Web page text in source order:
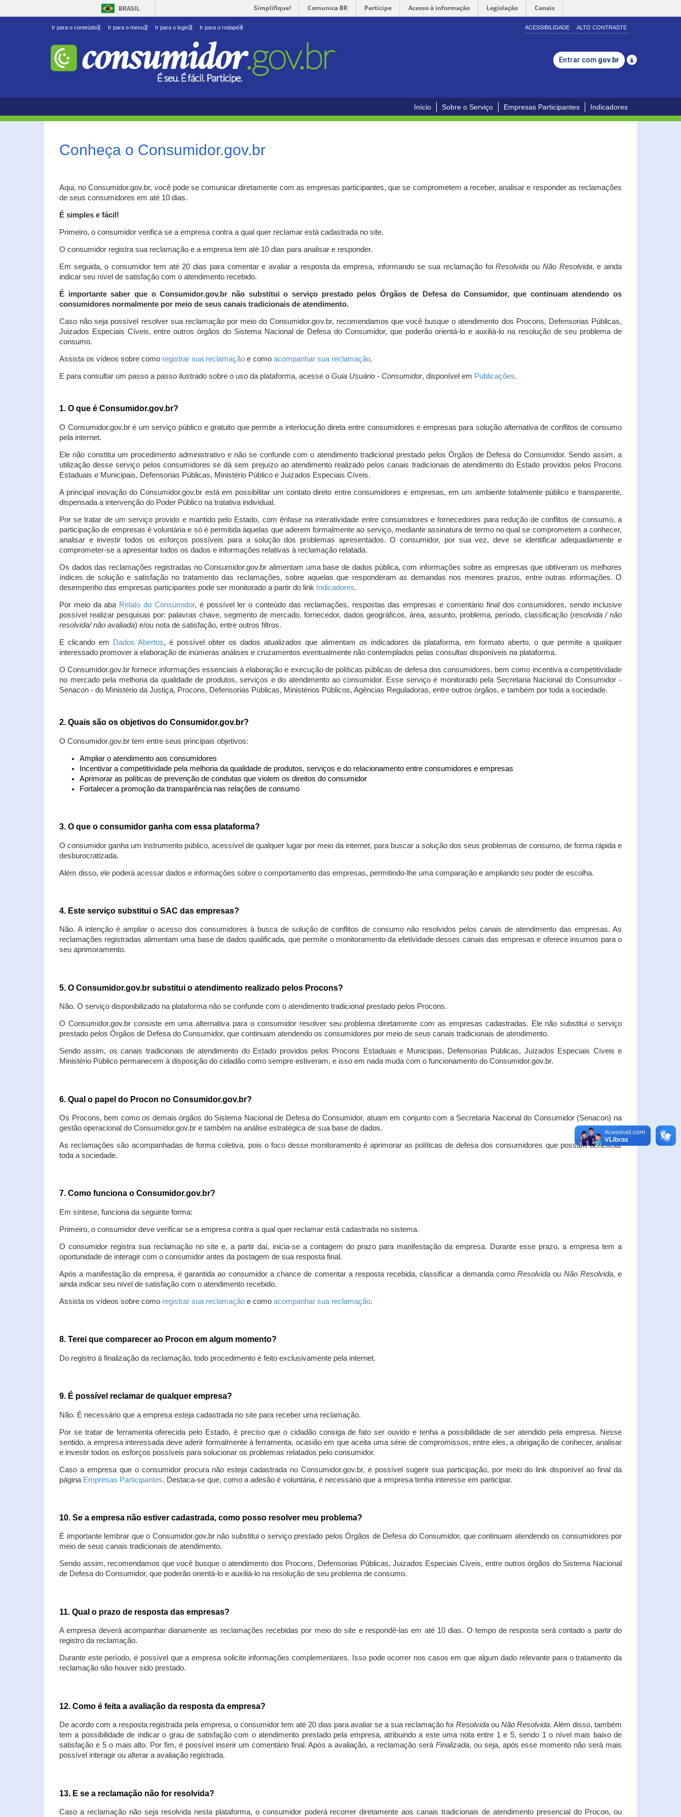
BRASIL Simplifique! Comunica BR Participe Acesso à informação Legislação Canais
Ir para o conteúdo1 Ir para o menu2 Ir para o login3 Ir para o rodapé4 ACESSIBILIDADE ALTO CONTRASTE
Entrar com gov.br
Início Sobre o Serviço Empresas Participantes Indicadores
Conheça o Consumidor.gov.br
Aqui, no Consumidor.gov.br, você pode se comunicar diretamente com as empresas participantes, que se comprometem a receber, analisar e responder as reclamações
de seus consumidores em até 10 dias.
É simples e fácil!
Primeiro, o consumidor verifica se a empresa contra a qual quer reclamar está cadastrada no site.
O consumidor registra sua reclamação e a empresa tem até 10 dias para analisar e responder.
Em seguida, o consumidor tem até 20 dias para comentar e avaliar a resposta da empresa, informando se sua reclamação foiResolvida ou Não Resolvida, e ainda
indicar seu nível de satisfação com o atendimento recebido.
É importante saber que o Consumidor.gov.br não substitui o serviço prestado pelos Órgãos de Defesa do Consumidor, que continuam atendendo os
consumidores normalmente por meio de seus canais tradicionais de atendimento.
Caso não seja possível resolver sua reclamação por meio do Consumidor.gov.br, recomendamos que você busque o atendimento dos Procons, Defensorias Públicas,
Juizados Especiais Cíveis, entre outros órgãos do Sistema Nacional de Defesa do Consumidor, que poderão orientá-lo e auxiliá-lo na resolução de seu problema de
consumo.
Assista os vídeos sobre como registrar sua reclamação e como acompanhar sua reclamação.
E para consultar um passo a passo ilustrado sobre o uso da plataforma, acesse o Guia Usuário - Consumidor, disponível em Publicações.
1. O que é Consumidor.gov.br?
O Consumidor.gov.br é um serviço público e gratuito que permite a interlocução direta entre consumidores e empresas para solução alternativa de conflitos de consumo
pela internet.
Ele não constitui um procedimento administrativo e não se confunde com o atendimento tradicional prestado pelos Órgãos de Defesa do Consumidor. Sendo assim, a
utilização desse serviço pelos consumidores se dá sem prejuízo ao atendimento realizado pelos canais tradicionais de atendimento do Estado providos pelos Procons
Estaduais e Municipais, Defensorias Públicas, Ministério Público e Juizados Especiais Cíveis.
A principal inovação do Consumidor.gov.br está em possibilitar um contato direto entre consumidores e empresas, em um ambiente totalmente público e transparente,
dispensada a intervenção do Poder Público na tratativa individual.
Por se tratar de um serviço provido e mantido pelo Estado, com ênfase na interatividade entre consumidores e fornecedores para redução de conflitos de consumo, a
participação de empresas é voluntária e só é permitida àquelas que aderem formalmente ao serviço, mediante assinatura de termo no qual se comprometem a conhecer,
analisar e investir todos os esforços possíveis para a solução dos problemas apresentados. O consumidor, por sua vez, deve se identificar adequadamente e
comprometer-se a apresentar todos os dados e informações relativas à reclamação relatada.
Os dados das reclamações registradas no Consumidor.gov.br alimentam uma base de dados pública, com informações sobre as empresas que obtiveram os melhores
índices de solução e satisfação no tratamento das reclamações, sobre aquelas que responderam as demandas nos menores prazos, entre outras informações. O
desempenho das empresas participantes pode ser monitorado a partir do link
Indicadores.
Por meio da aba Relato do Consumidor, é possível ler o conteúdo das reclamações, respostas das empresas e comentário final dos consumidores, sendo inclusive
possível realizar pesquisas por: palavras chave, segmento de mercado, fornecedor, dados geográficos, área, assunto, problema, período, classificação (resolvida / não
resolvida/ não avaliada) e/ou nota de satisfação, entre outros filtros.
E clicando em Dados Abertos, é possível obter os dados atualizados que alimentam os indicadores da plataforma, em formato aberto, o que permite a qualquer
interessado promover a elaboração de inúmeras análises e cruzamentos eventualmente não contemplados pelas consultas disponíveis na plataforma.
O Consumidor.gov.br fornece informações essenciais à elaboração e execução de políticas públicas de defesa dos consumidores, bem como incentiva a competitividade
no mercado pela melhoria da qualidade de produtos, serviços e do atendimento ao consumidor. Esse serviço é monitorado pela Secretaria Nacional do Consumidor -
Senacon - do Ministério da Justiça, Procons, Defensorias Públicas, Ministérios Públicos, Agências Reguladoras, entre outros órgãos, e também por toda a sociedade.
2. Quais são os objetivos do Consumidor.gov.br?
O Consumidor.gov.br tem entre seus principais objetivos:
Ampliar o atendimento aos consumidores
Incentivar a competitividade pela melhoria da qualidade de produtos, serviços e do relacionamento entre consumidores e empresas
Aprimorar as políticas de prevenção de condutas que violem os direitos do consumidor
Fortalecer a promoção da transparência nas relações de consumo
3. O que o consumidor ganha com essa plataforma?
O consumidor ganha um instrumento público, acessível de qualquer lugar por meio da internet, para buscar a solução dos seus problemas de consumo, de forma rápida e
desburocratizada.
Além disso, ele poderá acessar dados e informações sobre o comportamento das empresas, permitindo-lhe uma comparação e ampliando seu poder de escolha.
4. Este serviço substitui o SAC das empresas?
Não. A intenção é ampliar o acesso dos consumidores à busca de solução de conflitos de consumo não resolvidos pelos canais de atendimento das empresas. As
reclamações registradas alimentam uma base de dados qualificada, que permite o monitoramento da efetividade desses canais das empresas e oferece insumos para o
seu aprimoramento.
5. O Consumidor.gov.br substitui o atendimento realizado pelos Procons?
Não. O serviço disponibilizado na plataforma não se confunde com o atendimento tradicional prestado pelos Procons.
O Consumidor.gov.br consiste em uma alternativa para o consumidor resolver seu problema diretamente com as empresas cadastradas. Ele não substitui o serviço
prestado pelos Órgãos de Defesa do Consumidor, que continuam atendendo os consumidores por meio de seus canais tradicionais de atendimento.
Sendo assim, os canais tradicionais de atendimento do Estado providos pelos Procons Estaduais e Municipais, Defensorias Públicas, Juizados Especiais Cíveis e
Ministério Público permanecem à disposição do cidadão como sempre estiveram, e isso em nada muda com o funcionamento do Consumidor.gov.br.
6. Qual o papel do Procon no Consumidor.gov.br?
Os Procons, bem como os demais órgãos do Sistema Nacional de Defesa do Consumidor, atuam em conjunto com a Secretaria Nacional do Consumidor (Senacon) na
gestão operacional do Consumidor.gov.br e também na análise estratégica de sua base de dados.
As reclamações são acompanhadas de forma coletiva, pois o foco desse monitoramento é aprimorar as políticas de defesa dos consumidores que possam beneficiar
toda a sociedade.
7. Como funciona o Consumidor.gov.br?
Em síntese, funciona da seguinte forma:
Primeiro, o consumidor deve verificar se a empresa contra a qual quer reclamar está cadastrada no sistema.
O consumidor registra sua reclamação no site e, a partir daí, inicia-se a contagem do prazo para manifestação da empresa. Durante esse prazo, a empresa tem a
oportunidade de interagir com o consumidor antes da postagem de sua resposta final.
Após a manifestação da empresa, é garantida ao consumidor a chance de comentar a resposta recebida, classificar a demanda comoResolvida ou Não Resolvida, e
ainda indicar seu nível de satisfação com o atendimento recebido.
Assista os vídeos sobre como registrar sua reclamação e como acompanhar sua reclamação.
8. Terei que comparecer ao Procon em algum momento?
Do registro à finalização da reclamação, todo procedimento é feito exclusivamente pela internet.
9. É possível reclamar de qualquer empresa?
Não. É necessário que a empresa esteja cadastrada no site para receber uma reclamação.
Por se tratar de ferramenta oferecida pelo Estado, é preciso que o cidadão consiga de fato ser ouvido e tenha a possibilidade de ser atendido pela empresa. Nesse
sentido, a empresa interessada deve aderir formalmente à ferramenta, ocasião em que aceita uma série de compromissos, entre eles, a obrigação de conhecer, analisar
e investir todos os esforços possíveis para solucionar os problemas relatados pelo consumidor.
Caso a empresa que o consumidor procura não esteja cadastrada no Consumidor.gov.br, é possível sugerir sua participação, por meio do link disponível ao final da
página Empresas Participantes. Destaca-se que, como a adesão é voluntária, é necessário que a empresa tenha interesse em participar.
10. Se a empresa não estiver cadastrada, como posso resolver meu problema?
É importante lembrar que o Consumidor.gov.br não substitui o serviço prestado pelos Órgãos de Defesa do Consumidor, que continuam atendendo os consumidores por
meio de seus canais tradicionais de atendimento.
Sendo assim, recomendamos que você busque o atendimento dos Procons, Defensorias Públicas, Juizados Especiais Cíveis, entre outros órgãos do Sistema Nacional
de Defesa do Consumidor, que poderão orientá-lo e auxiliá-lo na resolução de seu problema de consumo.
11. Qual o prazo de resposta das empresas?
A empresa deverá acompanhar diariamente as reclamações recebidas por meio do site e respondê-las em até 10 dias. O tempo de resposta será contado a partir do
registro da reclamação.
Durante este período, é possível que a empresa solicite informações complementares. Isso pode ocorrer nos casos em que algum dado relevante para o tratamento da
reclamação não houver sido prestado.
12. Como é feita a avaliação da resposta da empresa?
De acordo com a resposta registrada pela empresa, o consumidor tem até 20 dias para avaliar se a sua reclamação foi Resolvidaou Não Resolvida. Além disso, também
tem a possibilidade de indicar o grau de satisfação com o atendimento prestado pela empresa, atribuindo a este uma nota entre 1 e 5, sendo 1 o nível mais baixo de
satisfação e 5 o mais alto. Por fim, é possível inserir um comentário final. Após a avaliação, a reclamação será Finalizada, ou seja, após esse momento não será mais
possível interagir ou alterar a avaliação registrada.
13. E se a reclamação não for resolvida?
Caso a reclamação não seja resolvida nesta plataforma, o consumidor poderá recorrer diretamente aos canais tradicionais de atendimento presencial do Procon, ou